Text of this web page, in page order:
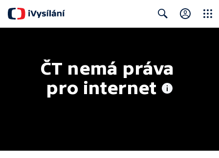
ČT nemá práva
pro internet